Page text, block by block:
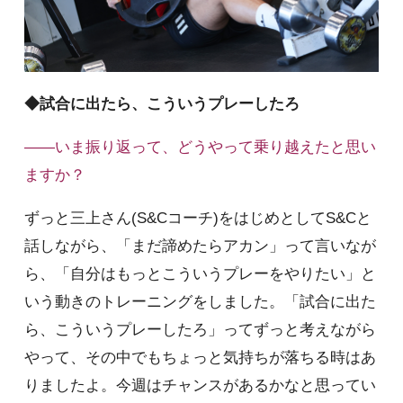
◆試合に出たら、こういうプレーしたろ
――いま振り返って、どうやって乗り越えたと思い
ますか？
ずっと三上さん(S&Cコーチ)をはじめとしてS&Cと
話しながら、「まだ諦めたらアカン」って言いなが
ら、「自分はもっとこういうプレーをやりたい」と
いう動きのトレーニングをしました。「試合に出た
ら、こういうプレーしたろ」ってずっと考えながら
やって、その中でもちょっと気持ちが落ちる時はあ
りましたよ。今週はチャンスがあるかなと思ってい